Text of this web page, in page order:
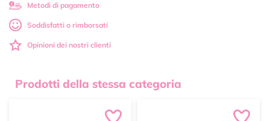
Metodi di pagamento
Soddisfatti o rimborsati
Opinioni dei nostri clienti
Prodotti della stessa categoria